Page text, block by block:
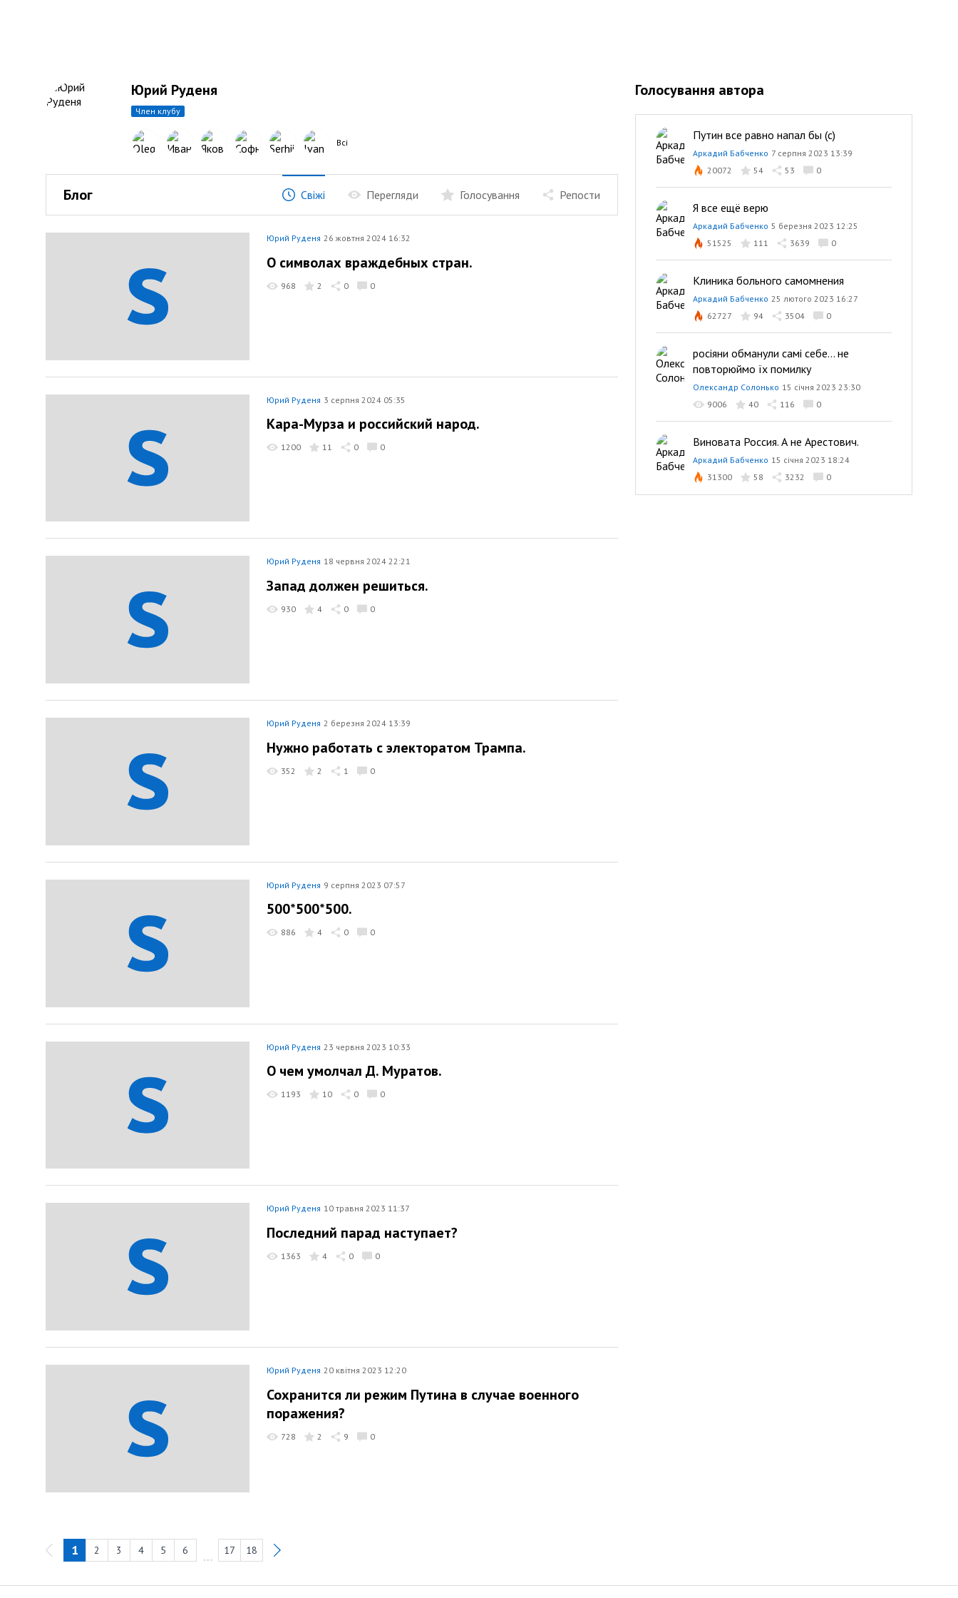
Юрий Руденя
член клубу
Всі
Блог Свіжі Перегляди Голосування Репости
Юрий Руденя 26 жовтня 2024 16:32
О символах враждебных стран.
968 2 0 0
Юрий Руденя 3 серпня 2024 05:35
Кара-Мурза и российский народ.
1200 11 0 0
Юрий Руденя 18 червня 2024 22:21
Запад должен решиться.
930 4 0 0
Юрий Руденя 2 березня 2024 13:39
Нужно работать с электоратом Трампа.
352 2 1 0
Юрий Руденя 9 серпня 2023 07:57
500*500*500.
886 4 0 0
Юрий Руденя 23 червня 2023 10:33
О чем умолчал Д. Муратов.
1193 10 0 0
Юрий Руденя 10 травня 2023 11:37
Последний парад наступает?
1363 4 0 0
Юрий Руденя 20 квітня 2023 12:20
Сохранится ли режим Путина в случае военного
поражения?
728 2 9 0
1 2 3 4 5 6 17 18
Голосування автора
Путин все равно напал бы (с)
Аркадий Бабченко 7 серпня 2023 13:39
20072
54 53 0
Я все ещё верю
Аркадий Бабченко 5 березня 2023 12:25
51525
111 3639 0
Клиника больного самомнения
Аркадий Бабченко 25 лютого 2023 16:27
62727
94 3504 0
росіяни обманули самі себе… не
повторюймо їх помилку
Олександр Солонько 15 січня 2023 23:30
9006
40 116 0
Виновата Россия. А не Арестович.
Аркадий Бабченко 15 січня 2023 18:24
31300
58 3232 0